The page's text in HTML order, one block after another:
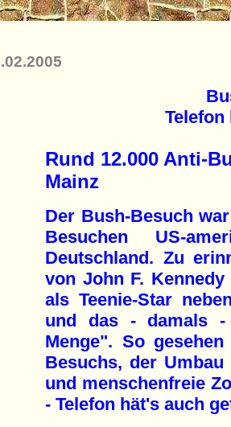
Telefon
Rund 12.000 Anti-
Mainz
Der Bush-Besuch
Besuchen US-
Deutschland. Zu
von John F.
als Teenie-Star
und das - damals -
Menge". So
Besuchs, der
und menschenfreie
- Telefon hät's auch